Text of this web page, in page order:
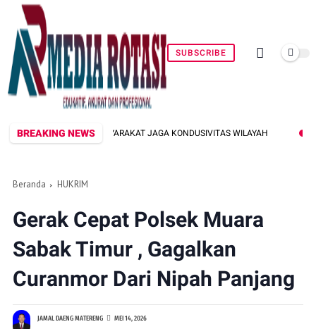
SUBSCRIBE
BREAKING NEWS
MASYARAKAT JAGA KONDUSIVITAS WILAYAH PEMKOT LEPAS
Beranda HUKRIM
Gerak Cepat Polsek Muara
Sabak Timur , Gagalkan
Curanmor Dari Nipah Panjang
JAMAL DAENG MATERENG MEI 14, 2026